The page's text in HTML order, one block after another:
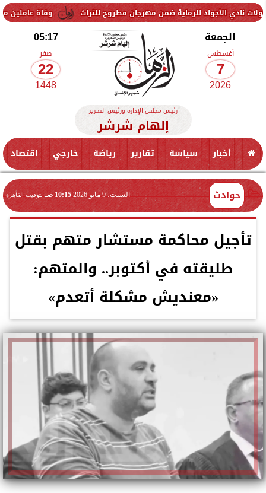
وفاة عاملين متأثرين للرماية ضمن مهرجان مطروح للتراث
الجمعة
أغسطس
7
2026
05:17
صفر
22
1448
رئيس مجلس الإدارة ورئيس التحرير
إلهام شرشر
أخبار سياسة تقارير رياضة خارجي اقتصاد
حوادث السبت، 9 مايو 2026 10:15 صـ بتوقيت القاهرة
تأجيل محاكمة مستشار متهم بقتل
طليقته في أكتوبر.. والمتهم:
«معنديش مشكلة أتعدم»